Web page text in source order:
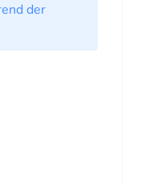
der